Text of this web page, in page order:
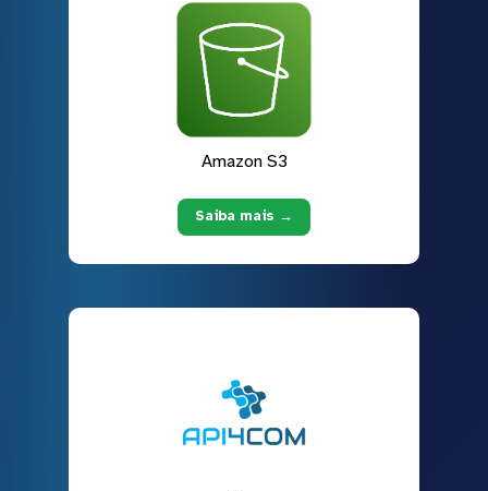
Amazon S3
Saiba mais →